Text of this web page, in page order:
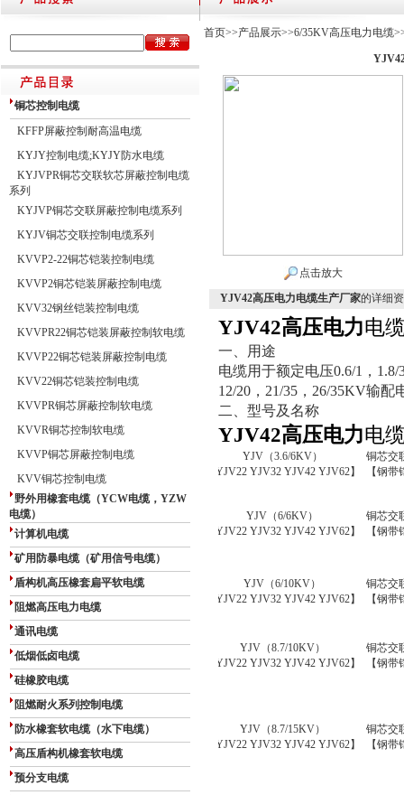
铜芯控制电缆
KFFP屏蔽控制耐高温电缆
KYJY控制电缆;KYJY防水电缆
KYJVPR铜芯交联软芯屏蔽控制电缆
系列
KYJVP铜芯交联屏蔽控制电缆系列
KYJV铜芯交联控制电缆系列
KVVP2-22铜芯铠装控制电缆
KVVP2铜芯铠装屏蔽控制电缆
KVV32钢丝铠装控制电缆
KVVPR22铜芯铠装屏蔽控制软电缆
KVVP22铜芯铠装屏蔽控制电缆
KVV22铜芯铠装控制电缆
KVVPR铜芯屏蔽控制软电缆
KVVR铜芯控制软电缆
KVVP铜芯屏蔽控制电缆
KVV铜芯控制电缆
野外用橡套电缆（YCW电缆，YZW
电缆）
计算机电缆
矿用防暴电缆（矿用信号电缆）
盾构机高压橡套扁平软电缆
阻燃高压电力电缆
通讯电缆
低烟低卤电缆
硅橡胶电缆
阻燃耐火系列控制电缆
防水橡套软电缆（水下电缆）
高压盾构机橡套软电缆
预分支电缆
首页>>产品展示>>6/35KV高压电力电缆
点击放大
YJV42高压电力电缆生产厂家的详细
YJV42高压电力电
一、用途
电缆用于额定电压0.6/1 ， 1.8/
12/20 ， 21/35 ， 26/35KV输配
二、型号及名称
YJV42高压电力电
YJV（3.6/6KV）
【YJV22 YJV32 YJV42 YJV62】
铜芯交
【钢
YJV （6/6KV）
【YJV22 YJV32 YJV42 YJV62】
铜芯交
【钢
YJV （6/10KV）
【YJV22 YJV32 YJV42 YJV62】
铜芯交
【钢
YJV（8.7/10KV）
【YJV22 YJV32 YJV42 YJV62】
铜芯交
【钢
YJV（8.7/15KV）
【YJV22 YJV32 YJV42 YJV62】
铜芯交
【钢